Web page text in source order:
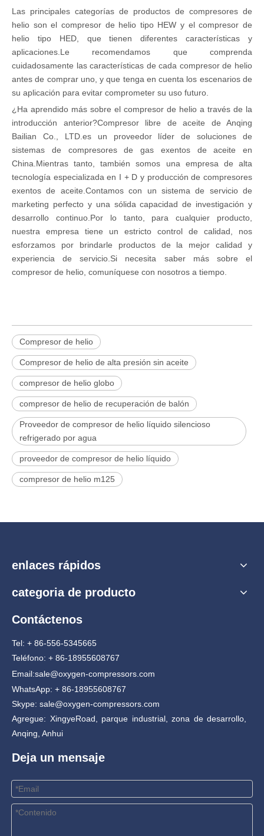
Las principales categorías de productos de compresores de
helio son el compresor de helio tipo HEW y el compresor de
helio tipo HED, que tienen diferentes características y
aplicaciones.Le recomendamos que comprenda
cuidadosamente las características de cada compresor de helio
antes de comprar uno, y que tenga en cuenta los escenarios de
su aplicación para evitar comprometer su uso futuro.
¿Ha aprendido más sobre el compresor de helio a través de la
introducción anterior?Compresor libre de aceite de Anqing
Bailian Co., LTD.es un proveedor líder de soluciones de
sistemas de compresores de gas exentos de aceite en
China.Mientras tanto, también somos una empresa de alta
tecnología especializada en I + D y producción de compresores
exentos de aceite.Contamos con un sistema de servicio de
marketing perfecto y una sólida capacidad de investigación y
desarrollo continuo.Por lo tanto, para cualquier producto,
nuestra empresa tiene un estricto control de calidad, nos
esforzamos por brindarle productos de la mejor calidad y
experiencia de servicio.Si necesita saber más sobre el
compresor de helio, comuníquese con nosotros a tiempo.
Compresor de helio
Compresor de helio de alta presión sin aceite
compresor de helio globo
compresor de helio de recuperación de balón
Proveedor de compresor de helio líquido silencioso
refrigerado por agua
proveedor de compresor de helio líquido
compresor de helio m125
enlaces rápidos
categoria de producto
Contáctenos
Tel: + 86-556-5345665
Teléfono: + 86-18955608767
Email:sale@oxygen-compressors.com
WhatsApp: + 86-18955608767
Skype: sale@oxygen-compressors.com
Agregue: XingyeRoad, parque industrial, zona de desarrollo,
Anqing, Anhui
Deja un mensaje